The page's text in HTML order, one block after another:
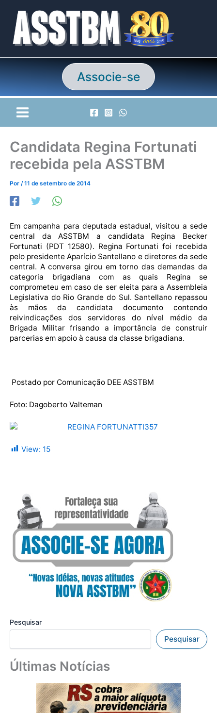
conteúdo
Associe-se
Candidata Regina Fortunati
recebida pela ASSTBM
Por /11 de setembro de 2014
Em campanha para deputada estadual, visitou a sede
central da ASSTBM a candidata Regina Becker
Fortunati (PDT 12580). Regina Fortunati foi recebida
pelo presidente Aparício Santellano e diretores da sede
central. A conversa girou em torno das demandas da
categoria brigadiana com as quais Regina se
comprometeu em caso de ser eleita para a Assembleia
Legislativa do Rio Grande do Sul. Santellano repassou
às mãos da candidata documento contendo
reivindicações dos servidores do nível médio da
Brigada Militar frisando a importância de construir
parcerias em apoio à causa da classe brigadiana.
Postado por Comunicação DEE ASSTBM
Foto: Dagoberto Valteman
View: 15
Pesquisar
Pesquisar
Últimas Notícias